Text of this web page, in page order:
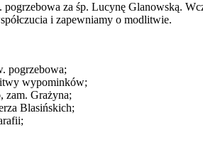
za śp. Lucynę Glanowską.
i zapewniamy o modlitwie.
pogrzebowa;
wypominków;
zam. Grażyna;
Blasińskich;